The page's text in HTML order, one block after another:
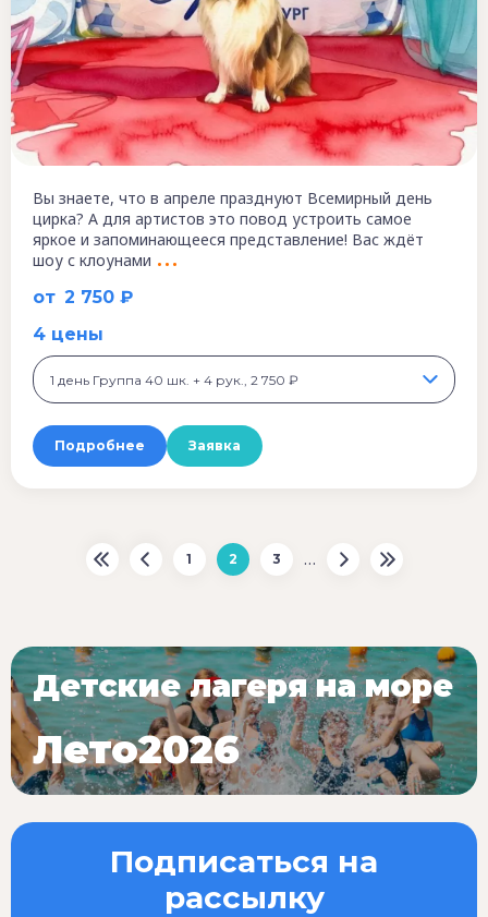
от 2 750 ₽
Вы знаете, что в апреле празднуют Всемирный день
цирка? А для артистов это повод устроить самое
яркое и запоминающееся представление! Вас ждёт
шоу с клоунами
4 цены
1 день Группа 40 шк. + 4 рук., 2 750 ₽
Подробнее Заявка
1 2 3 …
Подписаться на
рассылку
Детские лагеря на море
Лето2026